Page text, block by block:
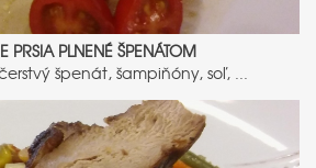
PRSIA PLNENÉ ŠPENÁTOM
špenát, šampiňóny, soľ, ...